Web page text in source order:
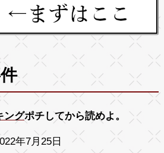
ングポチしてから読めよ。
年7月25日